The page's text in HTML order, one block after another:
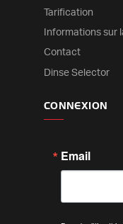
Tarification
Informations sur
Contact
Dinse Selector
CONNEXION
Email